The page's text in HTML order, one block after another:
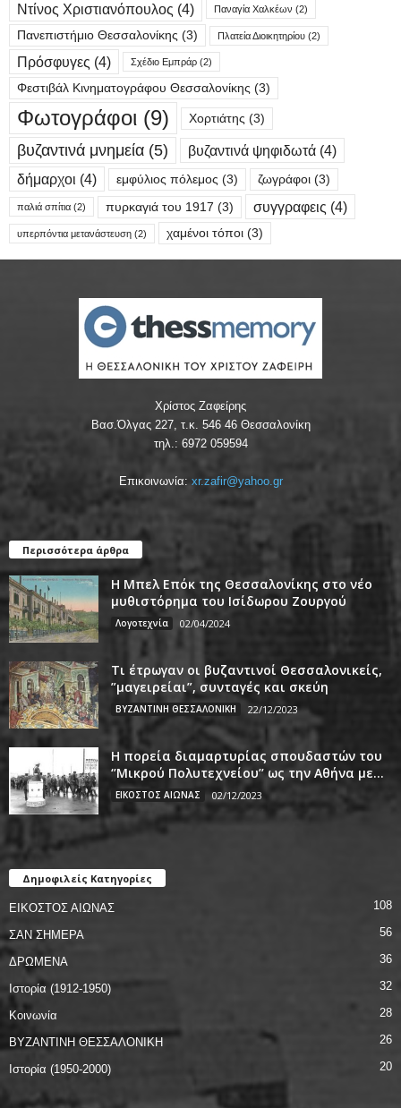
Ντίνος Χριστιανόπουλος (4) Παναγία Χαλκέων (2)
Πανεπιστήμιο Θεσσαλονίκης (3) Πλατεία Διοικητηρίου (2)
Πρόσφυγες (4) Σχέδιο Εμπράρ (2)
Φεστιβάλ Κινηματογράφου Θεσσαλονίκης (3)
Φωτογράφοι (9) Χορτιάτης (3)
βυζαντινά μνημεία (5) βυζαντινά ψηφιδωτά (4)
δήμαρχοι (4) εμφύλιος πόλεμος (3) ζωγράφοι (3)
παλιά σπίτια (2) πυρκαγιά του 1917 (3) συγγραφεις (4)
υπερπόντια μετανάστευση (2) χαμένοι τόποι (3)
Χρίστος Ζαφείρης
Βασ.Όλγας 227, τ.κ. 546 46 Θεσσαλονίκη
τηλ.: 6972 059594
Επικοινωνία: xr.zafir@yahoo.gr
Περισσότερα άρθρα
Η Μπελ Επόκ της Θεσσαλονίκης στο νέο
μυθιστόρημα του Ισίδωρου Ζουργού
Λογοτεχνία 02/04/2024
Τι έτρωγαν οι βυζαντινοί Θεσσαλονικείς,
”μαγειρείαι”, συνταγές και σκεύη
ΒΥΖΑΝΤΙΝΗ ΘΕΣΣΑΛΟΝΙΚΗ 22/12/2023
Η πορεία διαμαρτυρίας σπουδαστών του
‘’Μικρού Πολυτεχνείου’’ ως την Αθήνα με...
ΕΙΚΟΣΤΟΣ ΑΙΩΝΑΣ 02/12/2023
Δημοφιλείς Κατηγορίες
ΕΙΚΟΣΤΟΣ ΑΙΩΝΑΣ 108
ΣΑΝ ΣΗΜΕΡΑ 56
ΔΡΩΜΕΝΑ 36
Ιστορία (1912-1950) 32
Κοινωνία 28
ΒΥΖΑΝΤΙΝΗ ΘΕΣΣΑΛΟΝΙΚΗ 26
Ιστορία (1950-2000) 20